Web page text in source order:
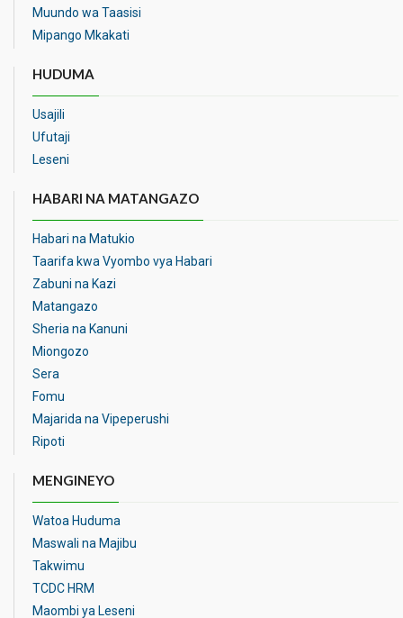
Muundo wa Taasisi
Mipango Mkakati
HUDUMA
Usajili
Ufutaji
Leseni
HABARI NA MATANGAZO
Habari na Matukio
Taarifa kwa Vyombo vya Habari
Zabuni na Kazi
Matangazo
Sheria na Kanuni
Miongozo
Sera
Fomu
Majarida na Vipeperushi
Ripoti
MENGINEYO
Watoa Huduma
Maswali na Majibu
Takwimu
TCDC HRM
Maombi ya Leseni